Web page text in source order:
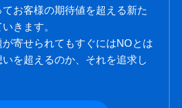
お客様の期待値を超える新た
きます。
寄せられてもすぐにはNOとは
を超えるのか、それを追求し